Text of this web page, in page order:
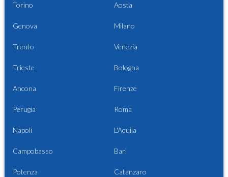
Torino Aosta
Genova Milano
Trento Venezia
Trieste Bologna
Ancona Firenze
Perugia Roma
Napoli L'Aquila
Campobasso Bari
Potenza Catanzaro